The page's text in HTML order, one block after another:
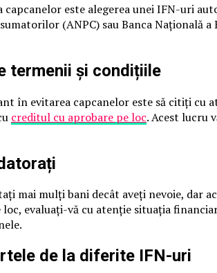
capcanelor este alegerea unei IFN-uri
(ANPC) sau Banca Națională
termenii și condițiile
în evitarea capcanelor este să citiți cu
creditul cu aprobare pe loc. Acest lucru
mai mulți bani decât aveți nevoie, dar
evaluați-vă cu atenție situația
de la diferite IFN-uri